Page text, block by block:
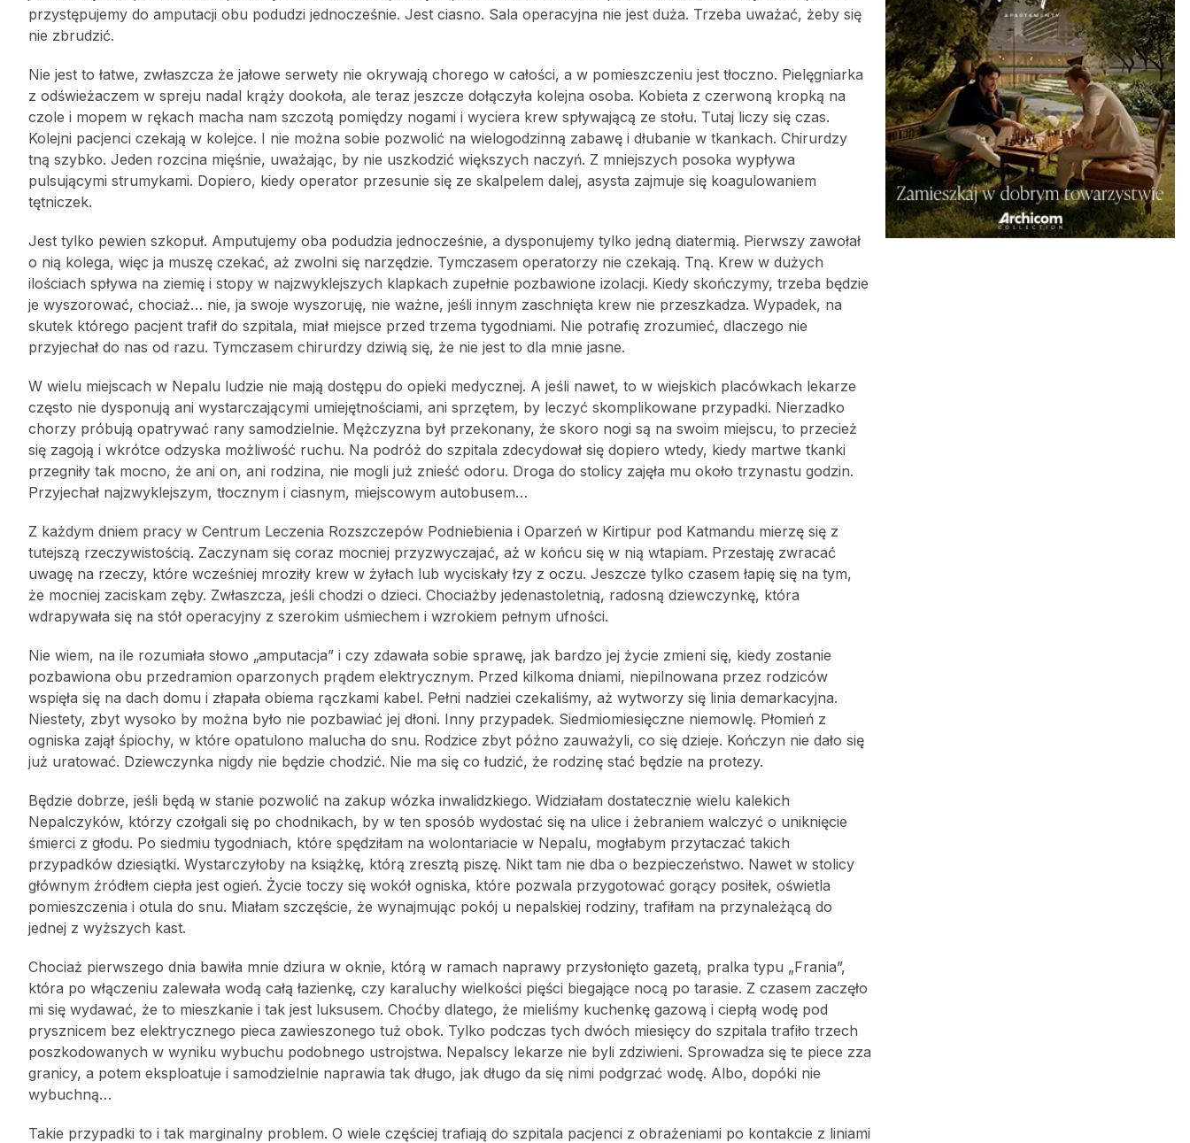
przystępujemy do amputacji obu podudzi jednocześnie. Jest ciasno. Sala operacyjna nie jest duża. Trzeba uważać, żeby się
nie zbrudzić.
Nie jest to łatwe, zwłaszcza że jałowe serwety nie okrywają chorego w całości, a w pomieszczeniu jest tłoczno. Pielęgniarka
z odświeżaczem w spreju nadal krąży dookoła, ale teraz jeszcze dołączyła kolejna osoba. Kobieta z czerwoną kropką na
czole i mopem w rękach macha nam szczotą pomiędzy nogami i wyciera krew spływającą ze stołu. Tutaj liczy się czas.
Kolejni pacjenci czekają w kolejce. I nie można sobie pozwolić na wielogodzinną zabawę i dłubanie w tkankach. Chirurdzy
tną szybko. Jeden rozcina mięśnie, uważając, by nie uszkodzić większych naczyń. Z mniejszych posoka wypływa
pulsującymi strumykami. Dopiero, kiedy operator przesunie się ze skalpelem dalej, asysta zajmuje się koagulowaniem
tętniczek.
Jest tylko pewien szkopuł. Amputujemy oba podudzia jednocześnie, a dysponujemy tylko jedną diatermią. Pierwszy zawołał
o nią kolega, więc ja muszę czekać, aż zwolni się narzędzie. Tymczasem operatorzy nie czekają. Tną. Krew w dużych
ilościach spływa na ziemię i stopy w najzwyklejszych klapkach zupełnie pozbawione izolacji. Kiedy skończymy, trzeba będzie
je wyszorować, chociaż… nie, ja swoje wyszoruję, nie ważne, jeśli innym zaschnięta krew nie przeszkadza. Wypadek, na
skutek którego pacjent trafił do szpitala, miał miejsce przed trzema tygodniami. Nie potrafię zrozumieć, dlaczego nie
przyjechał do nas od razu. Tymczasem chirurdzy dziwią się, że nie jest to dla mnie jasne.
W wielu miejscach w Nepalu ludzie nie mają dostępu do opieki medycznej. A jeśli nawet, to w wiejskich placówkach lekarze
często nie dysponują ani wystarczającymi umiejętnościami, ani sprzętem, by leczyć skomplikowane przypadki. Nierzadko
chorzy próbują opatrywać rany samodzielnie. Mężczyzna był przekonany, że skoro nogi są na swoim miejscu, to przecież
się zagoją i wkrótce odzyska możliwość ruchu. Na podróż do szpitala zdecydował się dopiero wtedy, kiedy martwe tkanki
przegniły tak mocno, że ani on, ani rodzina, nie mogli już znieść odoru. Droga do stolicy zajęła mu około trzynastu godzin.
Przyjechał najzwyklejszym, tłocznym i ciasnym, miejscowym autobusem…
Z każdym dniem pracy w Centrum Leczenia Rozszczepów Podniebienia i Oparzeń w Kirtipur pod Katmandu mierzę się z
tutejszą rzeczywistością. Zaczynam się coraz mocniej przyzwyczajać, aż w końcu się w nią wtapiam. Przestaję zwracać
uwagę na rzeczy, które wcześniej mroziły krew w żyłach lub wyciskały łzy z oczu. Jeszcze tylko czasem łapię się na tym,
że mocniej zaciskam zęby. Zwłaszcza, jeśli chodzi o dzieci. Chociażby jedenastoletnią, radosną dziewczynkę, która
wdrapywała się na stół operacyjny z szerokim uśmiechem i wzrokiem pełnym ufności.
Nie wiem, na ile rozumiała słowo „amputacja” i czy zdawała sobie sprawę, jak bardzo jej życie zmieni się, kiedy zostanie
pozbawiona obu przedramion oparzonych prądem elektrycznym. Przed kilkoma dniami, niepilnowana przez rodziców
wspięła się na dach domu i złapała obiema rączkami kabel. Pełni nadziei czekaliśmy, aż wytworzy się linia demarkacyjna.
Niestety, zbyt wysoko by można było nie pozbawiać jej dłoni. Inny przypadek. Siedmiomiesięczne niemowlę. Płomień z
ogniska zajął śpiochy, w które opatulono malucha do snu. Rodzice zbyt późno zauważyli, co się dzieje. Kończyn nie dało się
już uratować. Dziewczynka nigdy nie będzie chodzić. Nie ma się co łudzić, że rodzinę stać będzie na protezy.
Będzie dobrze, jeśli będą w stanie pozwolić na zakup wózka inwalidzkiego. Widziałam dostatecznie wielu kalekich
Nepalczyków, którzy czołgali się po chodnikach, by w ten sposób wydostać się na ulice i żebraniem walczyć o uniknięcie
śmierci z głodu. Po siedmiu tygodniach, które spędziłam na wolontariacie w Nepalu, mogłabym przytaczać takich
przypadków dziesiątki. Wystarczyłoby na książkę, którą zresztą piszę. Nikt tam nie dba o bezpieczeństwo. Nawet w stolicy
głównym źródłem ciepła jest ogień. Życie toczy się wokół ogniska, które pozwala przygotować gorący posiłek, oświetla
pomieszczenia i otula do snu. Miałam szczęście, że wynajmując pokój u nepalskiej rodziny, trafiłam na przynależącą do
jednej z wyższych kast.
Chociaż pierwszego dnia bawiła mnie dziura w oknie, którą w ramach naprawy przysłonięto gazetą, pralka typu „Frania”,
która po włączeniu zalewała wodą całą łazienkę, czy karaluchy wielkości pięści biegające nocą po tarasie. Z czasem zaczęło
mi się wydawać, że to mieszkanie i tak jest luksusem. Choćby dlatego, że mieliśmy kuchenkę gazową i ciepłą wodę pod
prysznicem bez elektrycznego pieca zawieszonego tuż obok. Tylko podczas tych dwóch miesięcy do szpitala trafiło trzech
poszkodowanych w wyniku wybuchu podobnego ustrojstwa. Nepalscy lekarze nie byli zdziwieni. Sprowadza się te piece zza
granicy, a potem eksploatuje i samodzielnie naprawia tak długo, jak długo da się nimi podgrzać wodę. Albo, dopóki nie
wybuchną…
Takie przypadki to i tak marginalny problem. O wiele częściej trafiają do szpitala pacjenci z obrażeniami po kontakcie z liniami